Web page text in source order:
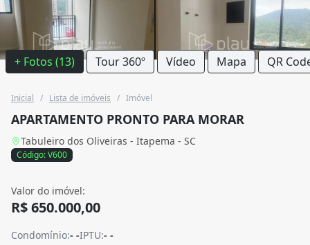
+ Fotos (13) Tour 360º Vídeo Mapa QR
Inicial / Lista de imóveis / Imóvel
APARTAMENTO PRONTO PARA MORAR
Tabuleiro dos Oliveiras - Itapema - SC
Código: V600
Valor do imóvel:
R$ 650.000,00
Condomínio:- -IPTU:- -